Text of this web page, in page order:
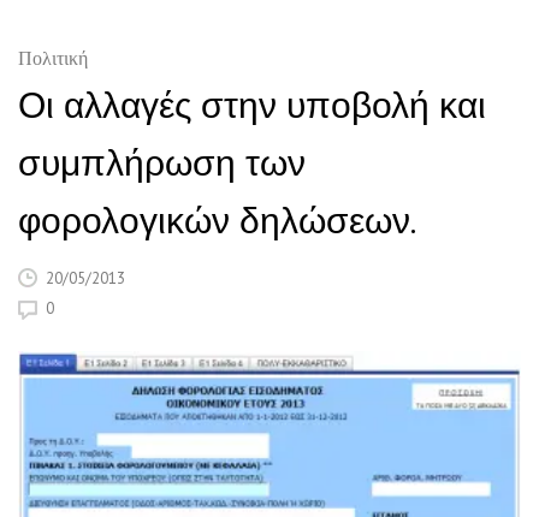
Πολιτική
Οι αλλαγές στην υποβολή και
συμπλήρωση των
φορολογικών δηλώσεων.
20/05/2013
0